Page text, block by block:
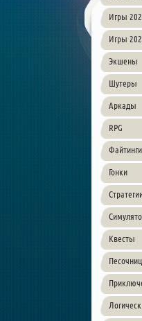
Игры
Игры
Экшены
Шутеры
Аркады
RPG
Файтинги
Гонки
Квесты